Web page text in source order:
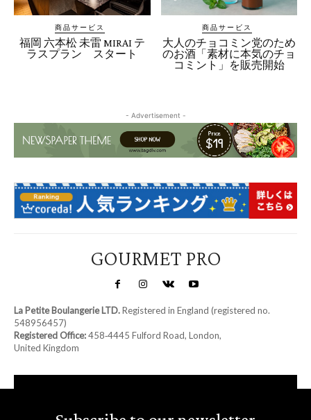
商品サービス
福岡 六本松 未雷 MIRAI テ
ラスプラン スタート
商品サービス
大人のチョコミン党のため
のお酒「素材に本気のチョ
コミント」を販売開始
- Advertisement -
GOURMET PRO
La Petite Boulangerie LTD.Registered in England (registered no.
548956457)
Registered Office:458‑4445 Fulford Road, London,
United Kingdom